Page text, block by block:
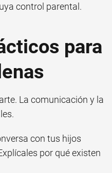
control parental.
para
La comunicación y la
con tus hijos
por qué existen